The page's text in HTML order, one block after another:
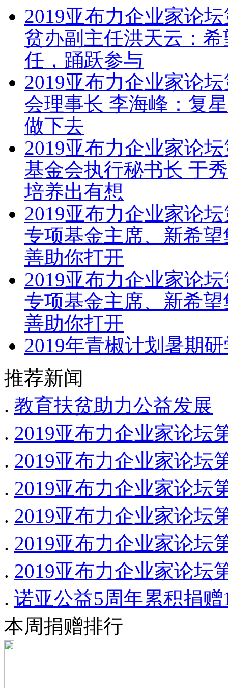
2019亚布力企业家论
贫办副主任洪天云：
任，踊跃参与
2019亚布力企业家论
会理事长 李海峰：复
做下去
2019亚布力企业家论
基金会执行秘书长 于
培养出有想
2019亚布力企业家论
专项基金主席、新希
善助你打开
2019亚布力企业家论
专项基金主席、新希
善助你打开
2019年青椒计划暑期
推荐新闻
. 教育扶贫助力公益发展
. 2019亚布力企业家论坛
. 2019亚布力企业家论坛
. 2019亚布力企业家论坛
. 2019亚布力企业家论坛
. 2019亚布力企业家论坛
. 2019亚布力企业家论坛
. 诺亚公益5周年累积捐
本周捐赠排行